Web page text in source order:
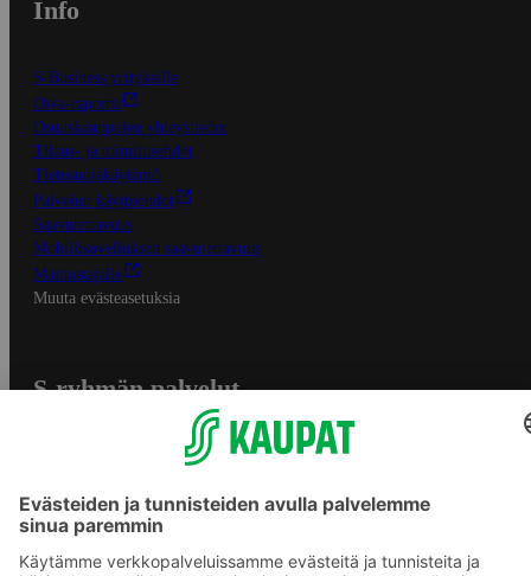
Info
S-Business yrityksille
Oiva-raportit
Osuuskauppojen yhteystiedot
Tilaus- ja toimitusehdot
Tietosuojakäytäntö
Palvelun käyttöehdot
Saavutettavuus
Mobiilisovelluksen saavutettavuus
Mainostajalle
Muuta evästeasetuksia
S-ryhmän palvelut
Yhteishyvä Ruoka -sovellus
S-ostoslista -sovellus
Prisma.fi